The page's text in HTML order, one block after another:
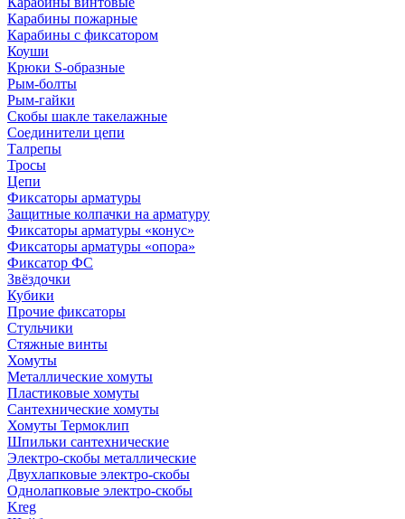
Карабины пожарные
Карабины с фиксатором
Коуши
Крюки S-образные
Рым-болты
Рым-гайки
Скобы шакле такелажные
Соединители цепи
Талрепы
Тросы
Цепи
Фиксаторы арматуры
Защитные колпачки на арматуру
Фиксаторы арматуры «конус»
Фиксаторы арматуры «опора»
Фиксатор ФС
Звёздочки
Кубики
Прочие фиксаторы
Стульчики
Стяжные винты
Хомуты
Металлические хомуты
Пластиковые хомуты
Сантехнические хомуты
Хомуты Термоклип
Шпильки сантехнические
Электро-скобы металлические
Двухлапковые электро-скобы
Однолапковые электро-скобы
Kreg